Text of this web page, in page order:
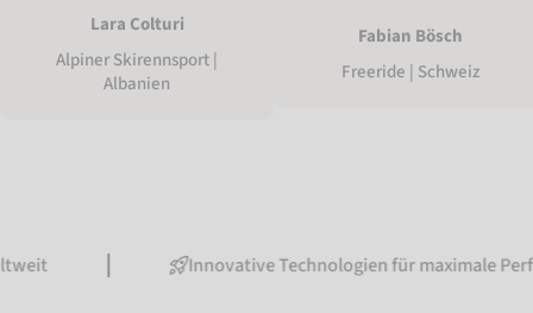
Lara Colturi
Alpiner Skirennsport |
Albanien
Fabian Bösch
Freeride | Schweiz
Innovative Technologien für maximale Performance